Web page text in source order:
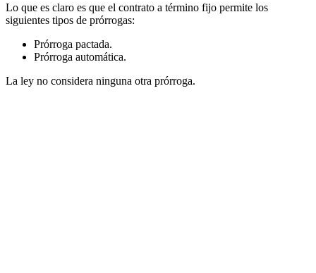
Lo que es claro es que el contrato a término fijo permite los
siguientes tipos de prórrogas:
Prórroga pactada.
Prórroga automática.
La ley no considera ninguna otra prórroga.